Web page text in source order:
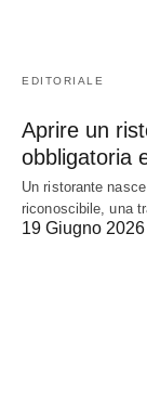
EDITORIALE
Aprire un
obbligatoria
Un ristorante
riconoscibile, una
19 Giugno 2026